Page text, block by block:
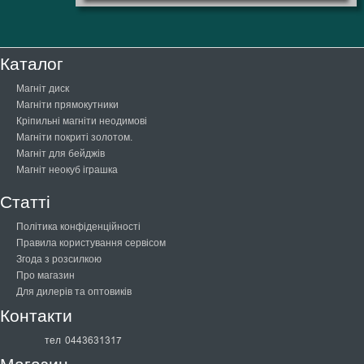
Каталог
Магніт диск
Магніти прямокутники
Кріпильні магніти неодимові
Магніти покриті золотом.
Магніт для бейджів
Магніт неокуб іграшка
Статті
Політика конфіденційності
Правила користування сервісом
Згода з розсилкою
Про магазин
Для дилерів та оптовиків
Контакти
тел 0443631317